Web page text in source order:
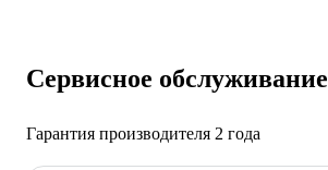
Сервисное обслуживание
Гарантия производителя 2 года